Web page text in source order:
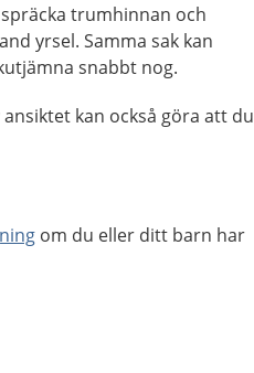
trumhinnan och
yrsel. Samma sak kan
snabbt nog.
kan också göra att du
om du eller ditt barn har